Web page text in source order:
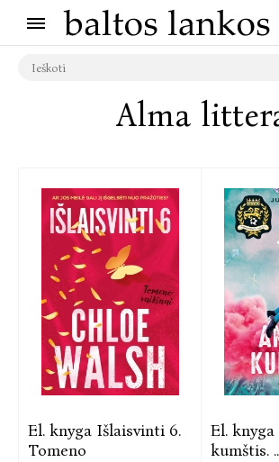
Alma
El. knyga Išlaisvinti 6.
Tomeno
El.
kumštis.